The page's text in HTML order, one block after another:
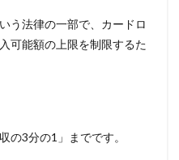
う法律の一部で、カードロ
可能額の上限を制限するた
の3分の1」までです。